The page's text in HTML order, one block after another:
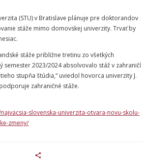
(STU) v Bratislave plánuje pre doktorandov
stáže mimo domovskej univerzity. Trvať by
stáže približne tretinu zo všetkých
semester 2023/2024 absolvovalo stáž v zahraničí
stupňa štúdia,“ uviedol hovorca univerzity J.
podporuje zahraničné stáže.
slovenska-univerzita-otvara-novu-skolu-
zmeny/